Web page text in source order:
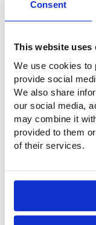
Consent
This website uses
We use cookies to
provide social
We also share
our social media,
may combine it
provided to them
of their services.